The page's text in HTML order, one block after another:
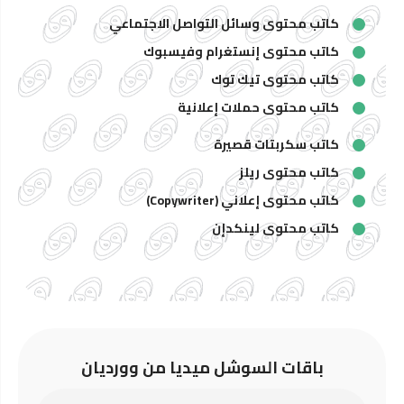
كاتب محتوى وسائل التواصل الاجتماعي
كاتب محتوى إنستغرام وفيسبوك
كاتب محتوى تيك توك
كاتب محتوى حملات إعلانية
كاتب سكربتات قصيرة
كاتب محتوى ريلز
كاتب محتوى إعلاني (Copywriter)
كاتب محتوى لينكدإن
باقات السوشل ميديا من وورديان